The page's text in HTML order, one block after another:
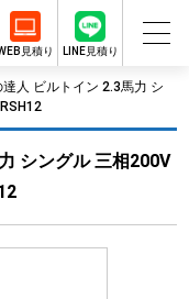
見積り LINE見積り
達人 ビルトイン 2.3馬力 シ
シングル 三相200V